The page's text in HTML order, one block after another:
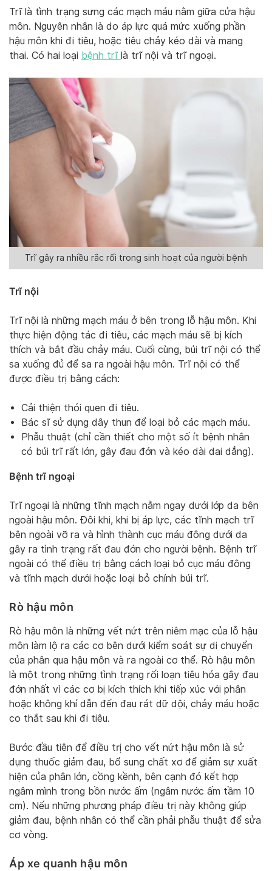
Trĩ là tình trạng sưng các mạch máu nằm giữa cửa hậu
môn. Nguyên nhân là do áp lực quá mức xuống phần
hậu môn khi đi tiêu, hoặc tiêu chảy kéo dài và mang
thai. Có hai loại bệnh trĩ là trĩ nội và trĩ ngoại.
Trĩ gây ra nhiều rắc rối trong sinh hoạt của người bệnh
Trĩ nội
Trĩ nội là những mạch máu ở bên trong lỗ hậu môn. Khi
thực hiện động tác đi tiêu, các mạch máu sẽ bị kích
thích và bắt đầu chảy máu. Cuối cùng, búi trĩ nội có thể
sa xuống đủ để sa ra ngoài hậu môn. Trĩ nội có thể
được điều trị bằng cách:
Cải thiện thói quen đi tiêu.
Bác sĩ sử dụng dây thun để loại bỏ các mạch máu.
Phẫu thuật (chỉ cần thiết cho một số ít bệnh nhân
có búi trĩ rất lớn, gây đau đớn và kéo dài dai dẳng).
Bệnh trĩ ngoại
Trĩ ngoại là những tĩnh mạch nằm ngay dưới lớp da bên
ngoài hậu môn. Đôi khi, khi bị áp lực, các tĩnh mạch trĩ
bên ngoài vỡ ra và hình thành cục máu đông dưới da
gây ra tình trạng rất đau đớn cho người bệnh. Bệnh trĩ
ngoài có thể điều trị bằng cách loại bỏ cục máu đông
và tĩnh mạch dưới hoặc loại bỏ chính búi trĩ.
Rò hậu môn
Rò hậu môn là những vết nứt trên niêm mạc của lỗ hậu
môn làm lộ ra các cơ bên dưới kiểm soát sự di chuyển
của phân qua hậu môn và ra ngoài cơ thể. Rò hậu môn
là một trong những tình trạng rối loạn tiêu hóa gây đau
đớn nhất vì các cơ bị kích thích khi tiếp xúc với phân
hoặc không khí dẫn đến đau rát dữ dội, chảy máu hoặc
co thắt sau khi đi tiêu.
Bước đầu tiên để điều trị cho vết nứt hậu môn là sử
dụng thuốc giảm đau, bổ sung chất xơ để giảm sự xuất
hiện của phân lớn, cồng kềnh, bên cạnh đó kết hợp
ngâm mình trong bồn nước ấm (ngâm nước ấm tầm 10
cm). Nếu những phương pháp điều trị này không giúp
giảm đau, bệnh nhân có thể cần phải phẫu thuật để sửa
cơ vòng.
Áp xe quanh hậu môn